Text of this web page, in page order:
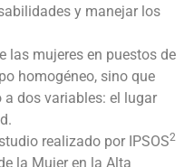
y manejar los
las mujeres en puestos de
homogéneo, sino que
dos variables: el lugar
realizado por IPSOS2
la Mujer en la Alta